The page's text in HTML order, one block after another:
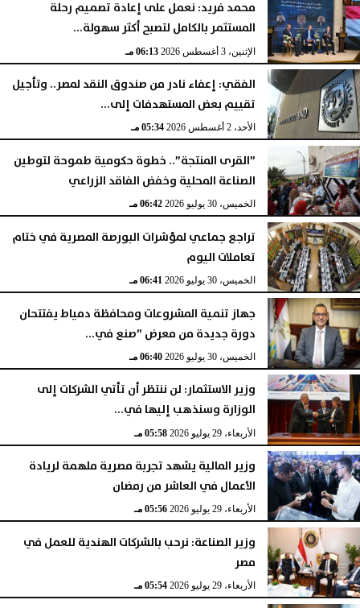
محمد فريد: نعمل على إعادة تصميم رحلة
المستثمر بالكامل لتصبح أكثر سهولة...
الإثنين، 3 أغسطس 2026 06:13 مـ
الفقي: إعفاء نادر من صندوق النقد لمصر.. وتأجيل
تقييم بعض المستهدفات إلى...
الأحد، 2 أغسطس 2026 05:34 مـ
”القرى المنتجة”.. خطوة حكومية طموحة لتوطين
الصناعة المحلية وخفض الفاقد الزراعي
الخميس، 30 يوليو 2026 06:42 مـ
تراجع جماعي لمؤشرات البورصة المصرية في ختام
تعاملات اليوم
الخميس، 30 يوليو 2026 06:41 مـ
جهاز تنمية المشروعات ومحافظة دمياط يفتتحان
دورة جديدة من معرض ”صنع في...
الخميس، 30 يوليو 2026 06:40 مـ
وزير الاستثمار: لن ننتظر أن تأتي الشركات إلى
الوزارة وسنذهب إليها في...
الأربعاء، 29 يوليو 2026 05:58 مـ
وزير المالية يشهد تجربة مصرية ملهمة لريادة
الأعمال في العاشر من رمضان
الأربعاء، 29 يوليو 2026 05:56 مـ
وزير الصناعة: نرحب بالشركات الهندية للعمل في
مصر
الأربعاء، 29 يوليو 2026 05:54 مـ